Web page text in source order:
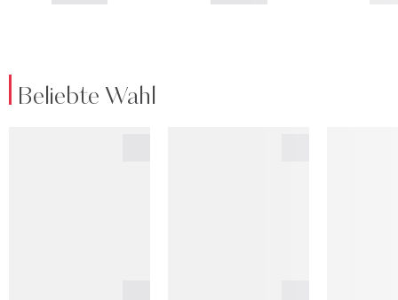
Beliebte Wahl